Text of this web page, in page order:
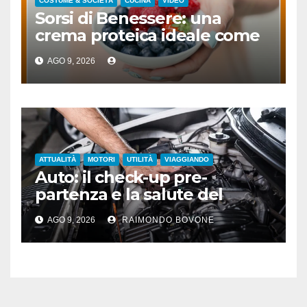
Sorsi di Benessere: una
crema proteica ideale come
spuntino
AGO 9, 2026
ATTUALITÀ MOTORI UTILITÀ VIAGGIANDO
Auto: il check-up pre-
partenza e la salute del
motore sotto il sole
AGO 9, 2026 RAIMONDO BOVONE